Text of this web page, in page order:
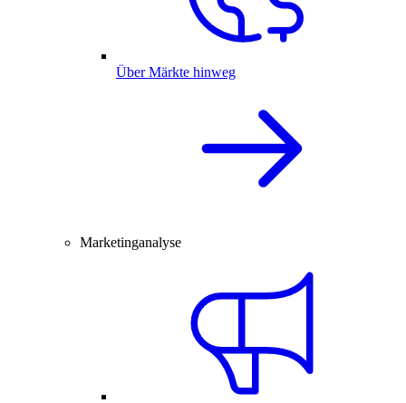
Über Märkte hinweg
Marketinganalyse